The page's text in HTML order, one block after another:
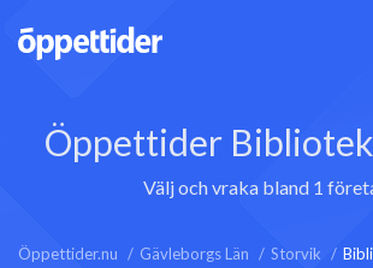
Öppettider
Välj och vraka bland 1
Öppettider.nu Gävleborgs Län Storvik